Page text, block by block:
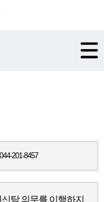
201-8457
탁 의무를 이행하지